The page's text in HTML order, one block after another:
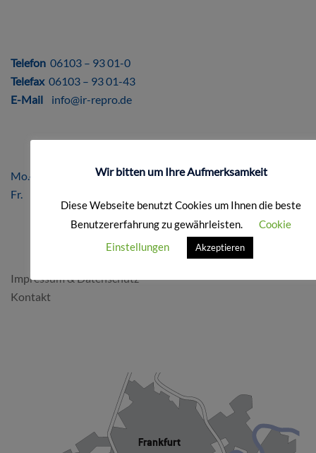
Telefon 06103 – 93 01-0
Telefax06103 – 93 01-43
E-Mail
info@ir-repro.de
Mo.-Do. 8.00 – 17.00 Uhr
Fr. 8.00 – 16.00 Uhr
Impressum & Datenschutz
Kontakt
Wir bitten um Ihre Aufmerksamkeit
Diese Webseite benutzt Cookies um Ihnen die beste
Benutzererfahrung zu gewährleisten.
Cookie
Einstellungen
Akzeptieren